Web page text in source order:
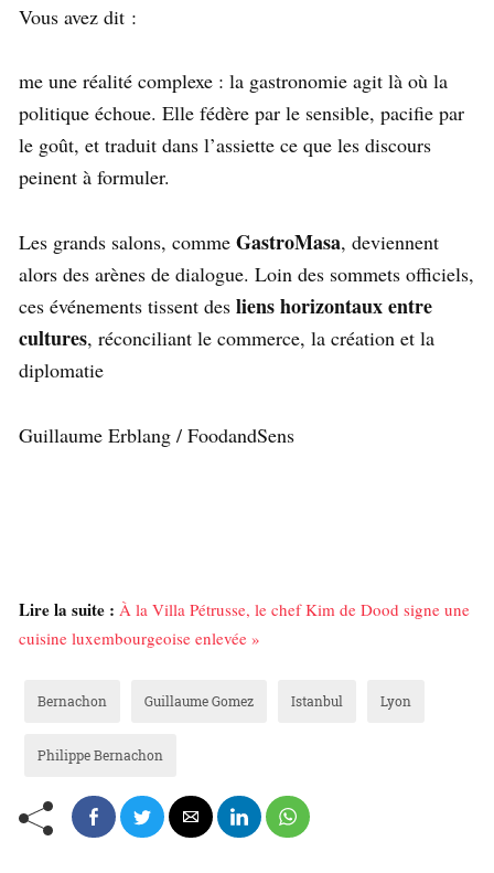
Vous avez dit :
me une réalité complexe : la gastronomie agit là où la
politique échoue. Elle fédère par le sensible, pacifie par
le goût, et traduit dans l’assiette ce que les discours
peinent à formuler.
Les grands salons, comme GastroMasa, deviennent
alors des arènes de dialogue. Loin des sommets officiels,
ces événements tissent des liens horizontaux entre
cultures, réconciliant le commerce, la création et la
diplomatie
Guillaume Erblang / FoodandSens
Lire la suite : À la Villa Pétrusse, le chef Kim de Dood signe une
cuisine luxembourgeoise enlevée »
Bernachon Guillaume Gomez Istanbul Lyon
Philippe Bernachon